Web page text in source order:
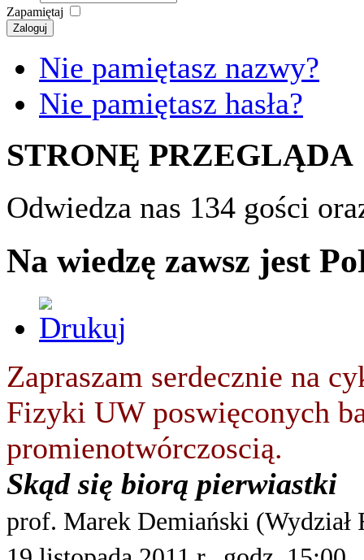
Zapamiętaj
Zaloguj
Nie pamiętasz nazwy?
Nie pamiętasz hasła?
STRONĘ PRZEGLĄDA
Odwiedza nas 134 gości
Na wiedzę zawsz jest
Zapraszam serdecznie na
Fizyki UW poswięconych
promienotwórczoscią.
Skąd się biorą pierwiastki
prof. Marek Demiański